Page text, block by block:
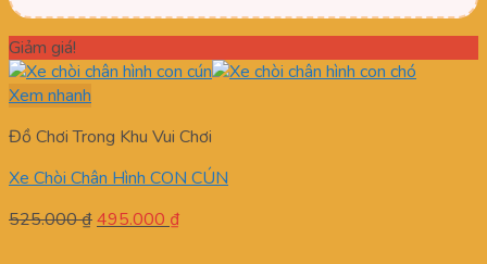
Giảm giá!
Xem nhanh
Đồ Chơi Trong Khu Vui Chơi
Xe Chòi Chân Hình CON CÚN
525.000₫Giá
495.000 ₫